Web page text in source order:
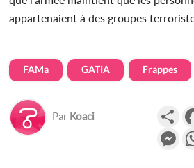
appartenaient à des groupes
FAMa GATIA Frappes
Par Koaci